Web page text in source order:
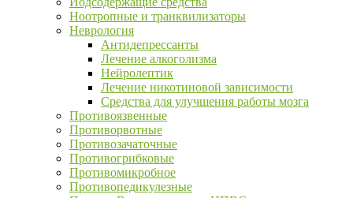
Ноотропные и транквилизаторы
Неврология
Антидепрессанты
Лечение алкоголизма
Нейролептик
Лечение никотиновой зависимости
Средства для улучшения работы мозга
Противоязвенные
Противорвотные
Противозачаточные
Противогрибковые
Противомикробное
Противопедикулезные